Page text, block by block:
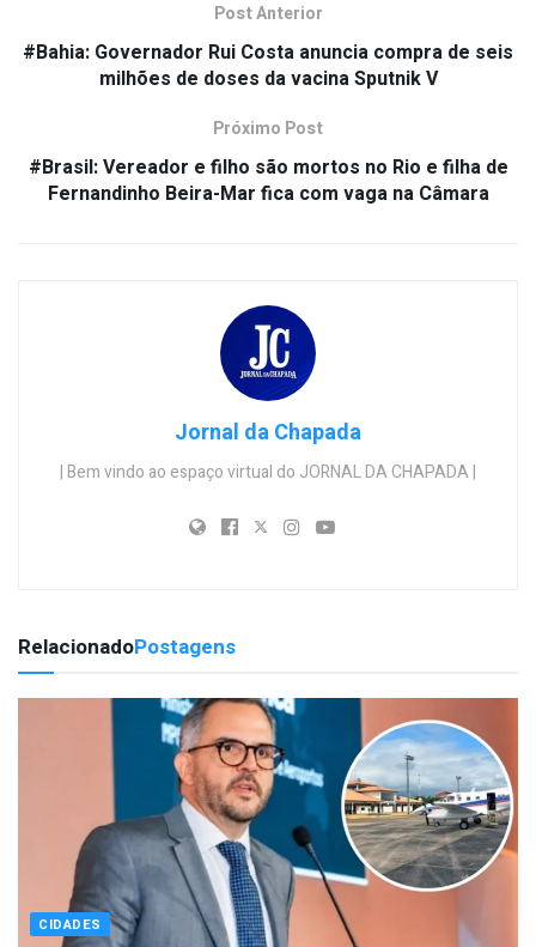
Post Anterior
#Bahia: Governador Rui Costa anuncia compra de seis
milhões de doses da vacina Sputnik V
Próximo Post
#Brasil: Vereador e filho são mortos no Rio e filha de
Fernandinho Beira-Mar fica com vaga na Câmara
Jornal da Chapada
| Bem vindo ao espaço virtual do JORNAL DA CHAPADA |
RelacionadoPostagens
CIDADES